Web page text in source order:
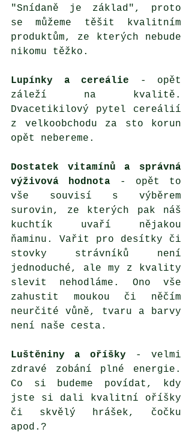
"Snídaně je základ", proto
se můžeme těšit kvalitním
produktům, ze kterých nebude
nikomu těžko.
Lupínky a cereálie - opět
záleží na kvalitě.
Dvacetikilový pytel cereálií
z velkoobchodu za sto korun
opět nebereme.
Dostatek vitamínů a správná
výživová hodnota - opět to
vše souvisí s výběrem
surovin, ze kterých pak náš
kuchtík uvaří nějakou
ňaminu. Vařit pro desítky či
stovky strávníků není
jednoduché, ale my z kvality
slevit nehodláme. Ono vše
zahustit moukou či něčím
neurčité vůně, tvaru a barvy
není naše cesta.
Luštěniny a oříšky - velmi
zdravé zobání plné energie.
Co si budeme povídat, kdy
jste si dali kvalitní oříšky
či skvělý hrášek, čočku
apod.?